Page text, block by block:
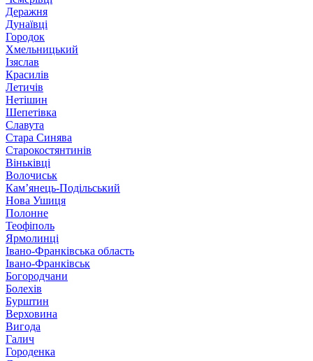
Деражня
Дунаївці
Городок
Хмельницький
Ізяслав
Красилів
Летичів
Нетішин
Шепетівка
Славута
Стара Синява
Старокостянтинів
Віньківці
Волочиськ
Кам’янець-Подільський
Нова Ушиця
Полонне
Теофіполь
Ярмолинці
Івано-Франківська область
Івано-Франківськ
Богородчани
Болехів
Бурштин
Верховина
Вигода
Галич
Городенка